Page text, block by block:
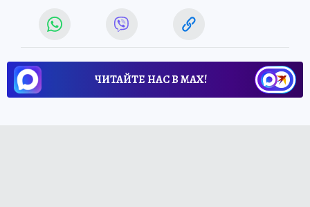
ЧИТАЙТЕ НАС В МАХ!